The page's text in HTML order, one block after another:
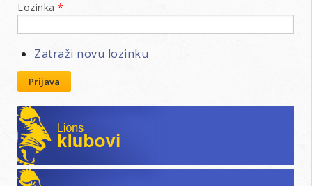
Lozinka *
Zatraži novu lozinku
Prijava
Lions klubovi
Leo klubovi